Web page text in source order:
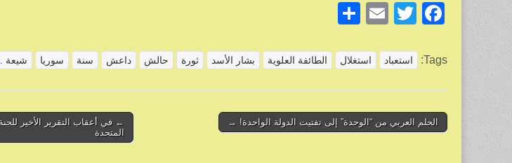
F
c
o
T
tt
E
ail
ar
Tags: استعباد استغلال الطائفة العلوية بشار الأسد ثورة حالش داعش سنة سوريا شيعة .
Post
← في أعقاب التقرير الأخير
المتحدة
الحلم العربي من “الوحدة” إلى تفتيت الدولة الواحدة! →